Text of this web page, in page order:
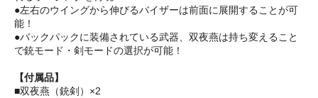
●左右のウイングから伸びるバイザーは前面に展開することが可
能！
●バックパックに装備されている武器、双夜燕は持ち変えること
で銃モード・剣モードの選択が可能！
【付属品】
■双夜燕（銃剣）×2